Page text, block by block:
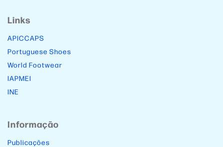
Links
APICCAPS
Portuguese Shoes
World Footwear
IAPMEI
INE
Informação
Publicações